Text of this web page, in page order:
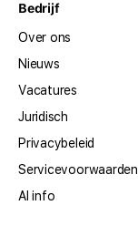
Bedrijf
Over ons
Nieuws
Vacatures
Juridisch
Privacybeleid
Servicevoorwaarden
AI info